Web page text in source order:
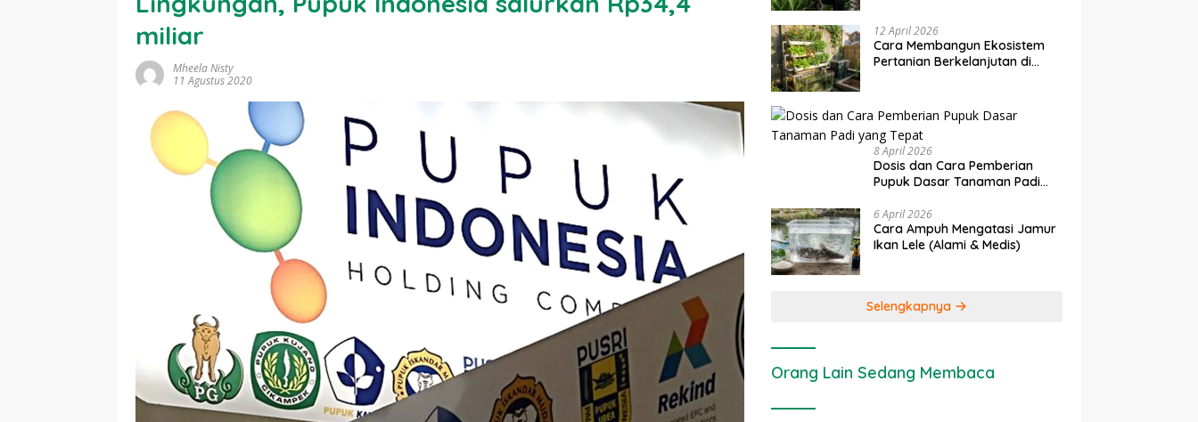
miliar
Mheela Nisty
11 Agustus 2020
12 April 2026
Cara Membangun Ekosistem
Pertanian Berkelanjutan di
8 April 2026
Dosis dan Cara Pemberian
Pupuk Dasar Tanaman Padi
6 April 2026
Cara Ampuh Mengatasi Jamur
Ikan Lele (Alami & Medis)
Selengkapnya
Orang Lain Sedang Membaca